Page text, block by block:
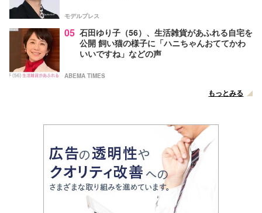
モデルプレス
05 石田ゆり子（56）、生活雑貨があふれる自宅を
公開 飼い猫の様子に「ハニちゃんおててかわ
いいですね」などの声
ABEMA TIMES
もっとみる